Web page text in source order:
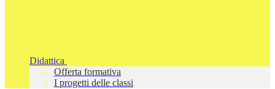
Didattica
Offerta formativa
I progetti delle classi